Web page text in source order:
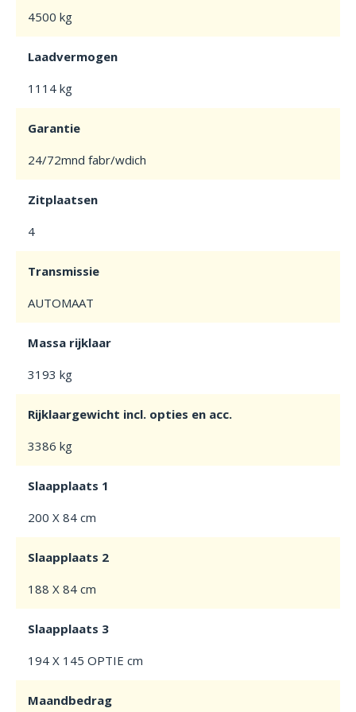
4500 kg
Laadvermogen
1114 kg
Garantie
24/72mnd fabr/wdich
Zitplaatsen
4
Transmissie
AUTOMAAT
Massa rijklaar
3193 kg
Rijklaargewicht incl. opties en acc.
3386 kg
Slaapplaats 1
200 X 84 cm
Slaapplaats 2
188 X 84 cm
Slaapplaats 3
194 X 145 OPTIE cm
Maandbedrag